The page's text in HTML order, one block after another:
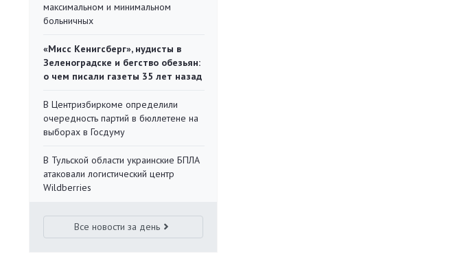
максимальном и минимальном
больничных
«Мисс Кенигсберг», нудисты в
Зеленоградске и бегство обезьян:
о чем писали газеты 35 лет назад
В Центризбиркоме определили
очередность партий в бюллетене на
выборах в Госдуму
В Тульской области украинские БПЛА
атаковали логистический центр
Wildberries
Все новости за день